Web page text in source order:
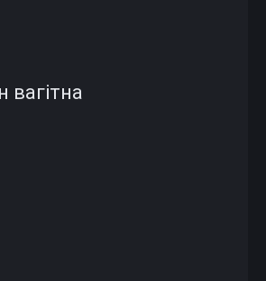
вагітна